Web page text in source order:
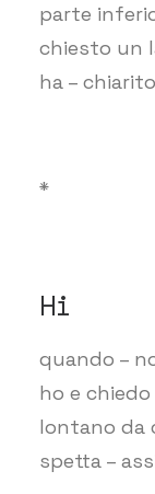
parte
chiesto un
ha –
*
Hi
quando –
ho e
lontano da
spetta –